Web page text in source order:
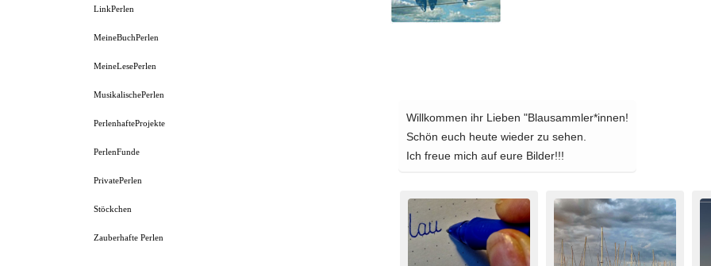
LinkPerlen
MeineBuchPerlen
MeineLesePerlen
MusikalischePerlen
PerlenhafteProjekte
PerlenFunde
PrivatePerlen
Stöckchen
Zauberhafte Perlen